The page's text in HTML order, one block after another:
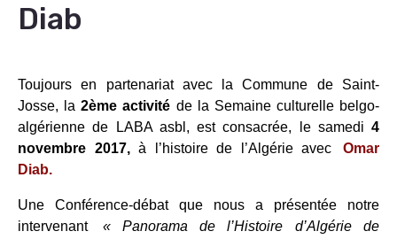
Diab
Toujours en partenariat avec la Commune de Saint-
Josse, la2ème activité de la Semaine culturelle belgo-
algérienne de LABA asbl, est consacrée, le samedi 4
novembre 2017,à l’histoire de l’Algérie avec
Omar
Diab.
Une Conférence-débat que nous a présentée notre
intervenant
« Panorama de l’Histoire d’Algérie de